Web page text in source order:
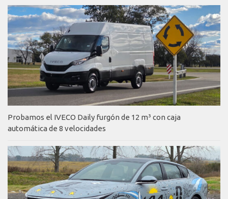
Probamos el IVECO Daily furgón de 12 m³ con caja
automática de 8 velocidades